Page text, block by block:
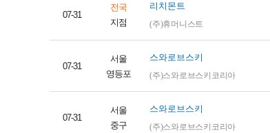
07-31
전국
지점
리치몬트
(주)휴머니스트
07-31
서울
영등포
스와로브스키
(주)스와로브스키코리아
07-31
서울
중구
스와로브스키
(주)스와로브스키코리아